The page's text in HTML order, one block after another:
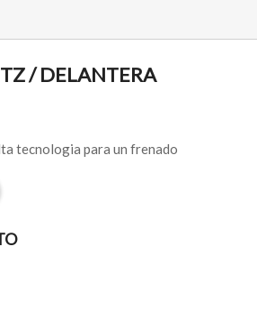
/ DELANTERA
tecnologia para un frenado